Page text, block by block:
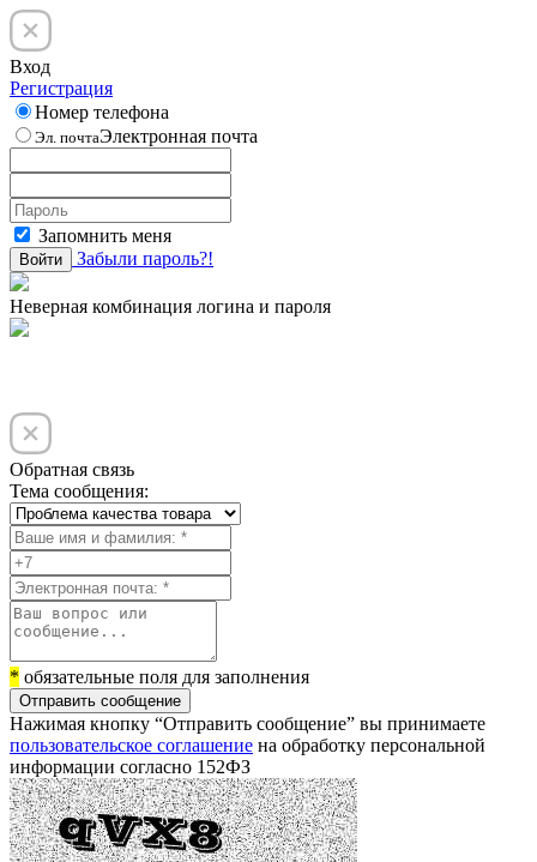
Вход
Регистрация
Номер телефона
Эл. почтаЭлектронная почта
Запомнить меня
Войти Забыли пароль?!
Неверная комбинация логина и пароля
Обратная связь
Тема сообщения:
* обязательные поля для заполнения
Отправить сообщение
Нажимая кнопку “Отправить сообщение” вы принимаете
пользовательское соглашение на обработку персональной
информации согласно 152ФЗ